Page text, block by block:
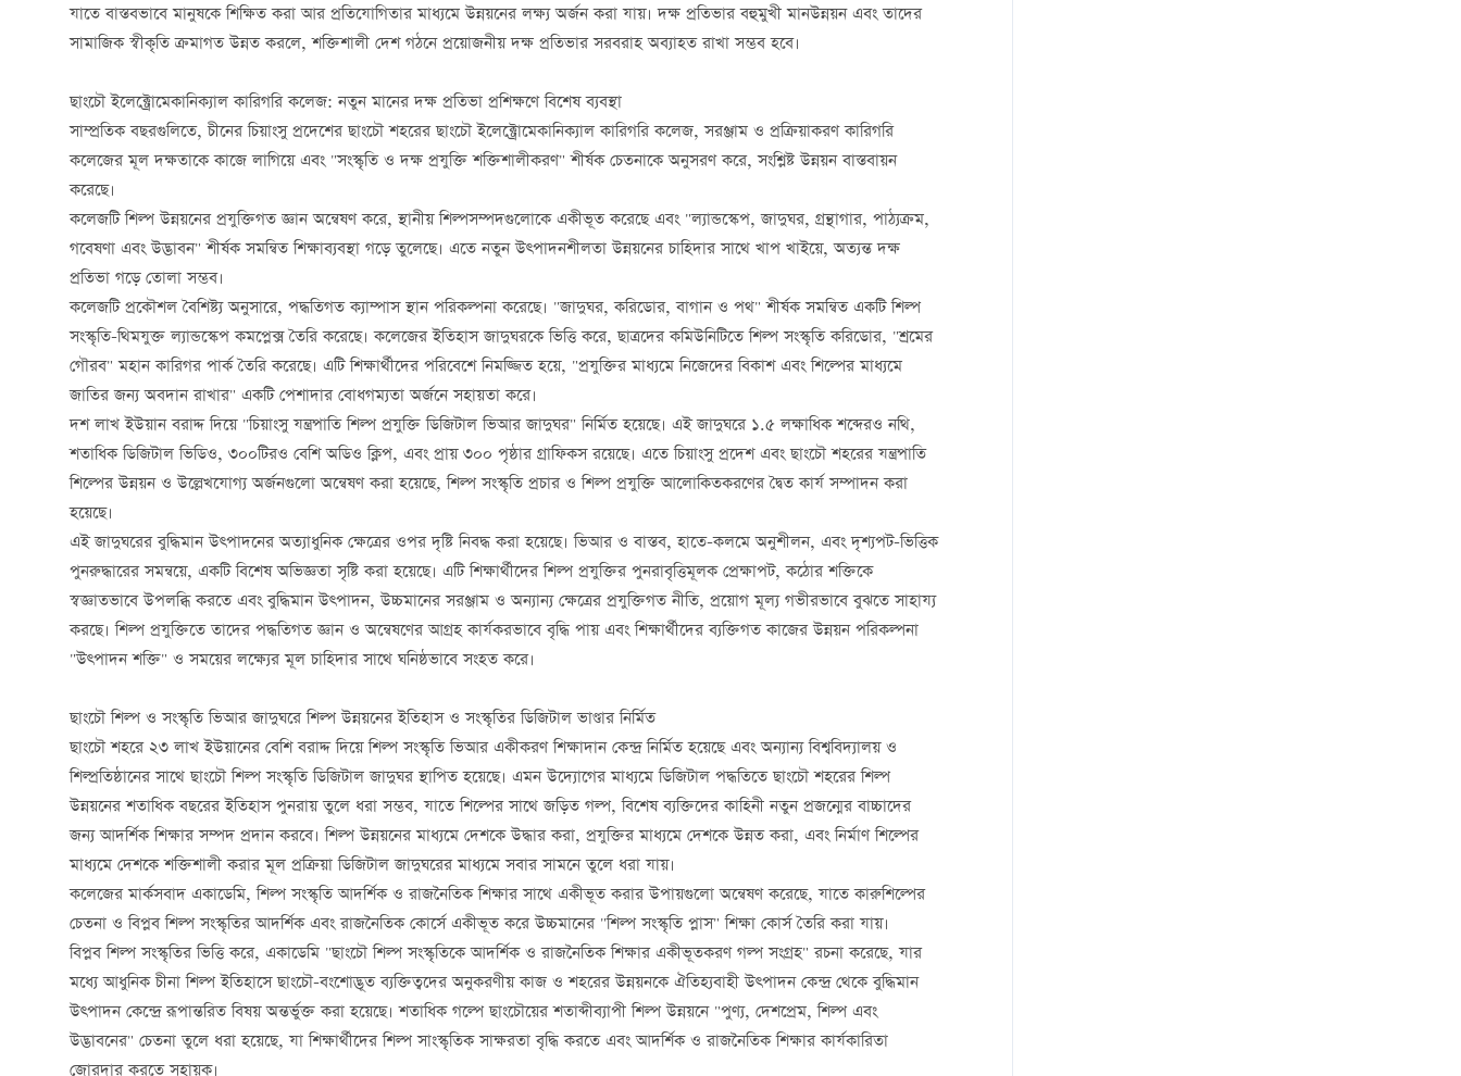
যাতে বাস্তবভাবে মানুষকে শিক্ষিত করা আর প্রতিযোগিতার মাধ্যমে উন্নয়নের লক্ষ্য অর্জন করা যায়। দক্ষ প্রতিভার বহুমুখী মানউন্নয়ন এবং তাদের
সামাজিক স্বীকৃতি ক্রমাগত উন্নত করলে, শক্তিশালী দেশ গঠনে প্রয়োজনীয় দক্ষ প্রতিভার সরবরাহ অব্যাহত রাখা সম্ভব হবে।
ছাংচৌ ইলেক্ট্রোমেকানিক্যাল কারিগরি কলেজ: নতুন মানের দক্ষ প্রতিভা প্রশিক্ষণে বিশেষ ব্যবস্থা
সাম্প্রতিক বছরগুলিতে, চীনের চিয়াংসু প্রদেশের ছাংচৌ শহরের ছাংচৌ ইলেক্ট্রোমেকানিক্যাল কারিগরি কলেজ, সরঞ্জাম ও প্রক্রিয়াকরণ কারিগরি
কলেজের মূল দক্ষতাকে কাজে লাগিয়ে এবং "সংস্কৃতি ও দক্ষ প্রযুক্তি শক্তিশালীকরণ" শীর্ষক চেতনাকে অনুসরণ করে, সংশ্লিষ্ট উন্নয়ন বাস্তবায়ন
করেছে।
কলেজটি শিল্প উন্নয়নের প্রযুক্তিগত জ্ঞান অন্বেষণ করে, স্থানীয় শিল্পসম্পদগুলোকে একীভূত করেছে এবং "ল্যান্ডস্কেপ, জাদুঘর, গ্রন্থাগার, পাঠ্যক্রম,
গবেষণা এবং উদ্ভাবন" শীর্ষক সমন্বিত শিক্ষাব্যবস্থা গড়ে তুলেছে। এতে নতুন উত্পাদনশীলতা উন্নয়নের চাহিদার সাথে খাপ খাইয়ে, অত্যন্ত দক্ষ
প্রতিভা গড়ে তোলা সম্ভব।
কলেজটি প্রকৌশল বৈশিষ্ট্য অনুসারে, পদ্ধতিগত ক্যাম্পাস স্থান পরিকল্পনা করেছে। "জাদুঘর, করিডোর, বাগান ও পথ" শীর্ষক সমন্বিত একটি শিল্প
সংস্কৃতি-থিমযুক্ত ল্যান্ডস্কেপ কমপ্লেক্স তৈরি করেছে। কলেজের ইতিহাস জাদুঘরকে ভিত্তি করে, ছাত্রদের কমিউনিটিতে শিল্প সংস্কৃতি করিডোর, "শ্রমের
গৌরব" মহান কারিগর পার্ক তৈরি করেছে। এটি শিক্ষার্থীদের পরিবেশে নিমজ্জিত হয়ে, "প্রযুক্তির মাধ্যমে নিজেদের বিকাশ এবং শিল্পের মাধ্যমে
জাতির জন্য অবদান রাখার" একটি পেশাদার বোধগম্যতা অর্জনে সহায়তা করে।
দশ লাখ ইউয়ান বরাদ্দ দিয়ে "চিয়াংসু যন্ত্রপাতি শিল্প প্রযুক্তি ডিজিটাল ভিআর জাদুঘর" নির্মিত হয়েছে। এই জাদুঘরে ১.৫ লক্ষাধিক শব্দেরও নথি,
শতাধিক ডিজিটাল ভিডিও, ৩০০টিরও বেশি অডিও ক্লিপ, এবং প্রায় ৩০০ পৃষ্ঠার গ্রাফিকস রয়েছে। এতে চিয়াংসু প্রদেশ এবং ছাংচৌ শহরের যন্ত্রপাতি
শিল্পের উন্নয়ন ও উল্লেখযোগ্য অর্জনগুলো অন্বেষণ করা হয়েছে, শিল্প সংস্কৃতি প্রচার ও শিল্প প্রযুক্তি আলোকিতকরণের দ্বৈত কার্য সম্পাদন করা
হয়েছে।
এই জাদুঘরের বুদ্ধিমান উত্পাদনের অত্যাধুনিক ক্ষেত্রের ওপর দৃষ্টি নিবদ্ধ করা হয়েছে। ভিআর ও বাস্তব, হাতে-কলমে অনুশীলন, এবং দৃশ্যপট-ভিত্তিক
পুনরুদ্ধারের সমন্বয়ে, একটি বিশেষ অভিজ্ঞতা সৃষ্টি করা হয়েছে। এটি শিক্ষার্থীদের শিল্প প্রযুক্তির পুনরাবৃত্তিমূলক প্রেক্ষাপট, কঠোর শক্তিকে
স্বজ্ঞাতভাবে উপলব্ধি করতে এবং বুদ্ধিমান উত্পাদন, উচ্চমানের সরঞ্জাম ও অন্যান্য ক্ষেত্রের প্রযুক্তিগত নীতি, প্রয়োগ মূল্য গভীরভাবে বুঝতে সাহায্য
করছে। শিল্প প্রযুক্তিতে তাদের পদ্ধতিগত জ্ঞান ও অন্বেষণের আগ্রহ কার্যকরভাবে বৃদ্ধি পায় এবং শিক্ষার্থীদের ব্যক্তিগত কাজের উন্নয়ন পরিকল্পনা
"উত্পাদন শক্তি" ও সময়ের লক্ষ্যের মূল চাহিদার সাথে ঘনিষ্ঠভাবে সংহত করে।
ছাংচৌ শিল্প ও সংস্কৃতি ভিআর জাদুঘরে শিল্প উন্নয়নের ইতিহাস ও সংস্কৃতির ডিজিটাল ভাণ্ডার নির্মিত
ছাংচৌ শহরে ২৩ লাখ ইউয়ানের বেশি বরাদ্দ দিয়ে শিল্প সংস্কৃতি ভিআর একীকরণ শিক্ষাদান কেন্দ্র নির্মিত হয়েছে এবং অন্যান্য বিশ্ববিদ্যালয় ও
শিল্প্রতিষ্ঠানের সাথে ছাংচৌ শিল্প সংস্কৃতি ডিজিটাল জাদুঘর স্থাপিত হয়েছে। এমন উদ্যোগের মাধ্যমে ডিজিটাল পদ্ধতিতে ছাংচৌ শহরের শিল্প
উন্নয়নের শতাধিক বছরের ইতিহাস পুনরায় তুলে ধরা সম্ভব, যাতে শিল্পের সাথে জড়িত গল্প, বিশেষ ব্যক্তিদের কাহিনী নতুন প্রজন্মের বাচ্চাদের
জন্য আদর্শিক শিক্ষার সম্পদ প্রদান করবে। শিল্প উন্নয়নের মাধ্যমে দেশকে উদ্ধার করা, প্রযুক্তির মাধ্যমে দেশকে উন্নত করা, এবং নির্মাণ শিল্পের
মাধ্যমে দেশকে শক্তিশালী করার মূল প্রক্রিয়া ডিজিটাল জাদুঘরের মাধ্যমে সবার সামনে তুলে ধরা যায়।
কলেজের মার্কসবাদ একাডেমি, শিল্প সংস্কৃতি আদর্শিক ও রাজনৈতিক শিক্ষার সাথে একীভূত করার উপায়গুলো অন্বেষণ করেছে, যাতে কারুশিল্পের
চেতনা ও বিপ্লব শিল্প সংস্কৃতির আদর্শিক এবং রাজনৈতিক কোর্সে একীভূত করে উচ্চমানের "শিল্প সংস্কৃতি প্লাস" শিক্ষা কোর্স তৈরি করা যায়।
বিপ্লব শিল্প সংস্কৃতির ভিত্তি করে, একাডেমি "ছাংচৌ শিল্প সংস্কৃতিকে আদর্শিক ‌ও রাজনৈতিক শিক্ষার একীভূতকরণ গল্প সংগ্রহ" রচনা করেছে, যার
মধ্যে আধুনিক চীনা শিল্প ইতিহাসে ছাংচৌ-বংশোদ্ভূত ব্যক্তিত্বদের অনুকরণীয় কাজ ও শহরের উন্নয়নকে ঐতিহ্যবাহী উত্পাদন কেন্দ্র থেকে বুদ্ধিমান
উত্পাদন কেন্দ্রে রূপান্তরিত বিষয় অন্তর্ভুক্ত করা হয়েছে। শতাধিক গল্পে ছাংচৌয়ের শতাব্দীব্যাপী শিল্প উন্নয়নে "পুণ্য, দেশপ্রেম, শিল্প এবং
উদ্ভাবনের" চেতনা তুলে ধরা হয়েছে, যা শিক্ষার্থীদের শিল্প সাংস্কৃতিক সাক্ষরতা বৃদ্ধি করতে এবং আদর্শিক ও রাজনৈতিক শিক্ষার কার্যকারিতা